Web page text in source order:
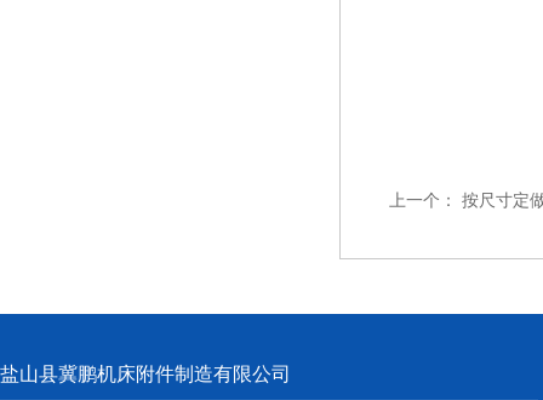
上一个： 按尺寸定
盐山县冀鹏机床附件制造有限公司